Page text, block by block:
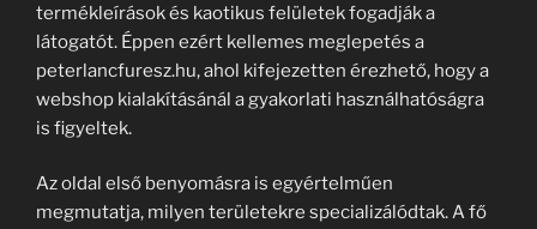
termékleírások és kaotikus felületek fogadják a
látogatót. Éppen ezért kellemes meglepetés a
peterlancfuresz.hu, ahol kifejezetten érezhető, hogy a
webshop kialakításánál a gyakorlati használhatóságra
is figyeltek.
Az oldal első benyomásra is egyértelműen
megmutatja, milyen területekre specializálódtak. A fő